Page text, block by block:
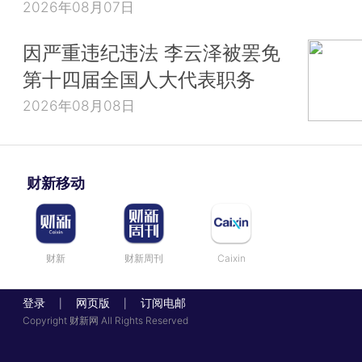
2026年08月07日
因严重违纪违法 李云泽被罢免
第十四届全国人大代表职务
2026年08月08日
财新移动
财新 财新周刊 Caixin
登录 网页版 订阅电邮
Copyright 财新网 All Rights Reserved